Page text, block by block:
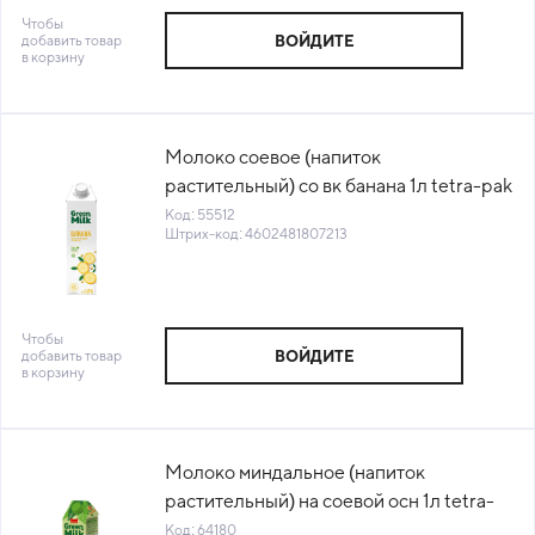
Чтобы
добавить товар
в корзину
ВОЙДИТЕ
Молоко соевое (напиток
растительный) со вк банана 1л tetra-pak
ГОСТ Green Milk™ Россия (КОД
55512) (0°С)
Код: 55512
Штрих-код: 4602481807213
Чтобы
добавить товар
в корзину
ВОЙДИТЕ
Молоко миндальное (напиток
растительный) на соевой осн 1л tetra-
pak Barista Green Milk™ (КОД 64180)
Код: 64180